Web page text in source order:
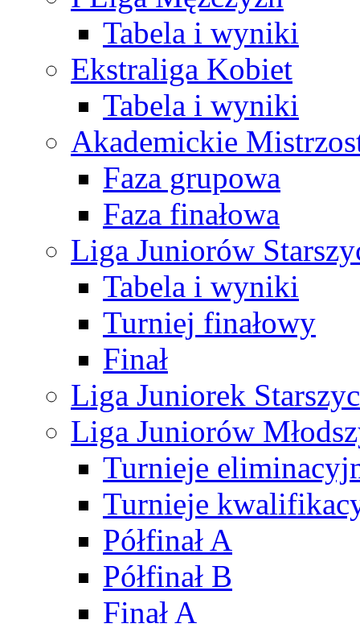
Tabela i wyniki
Ekstraliga Kobiet
Tabela i wyniki
Akademickie
Faza grupowa
Faza finałowa
Liga Juniorów
Tabela i wyniki
Turniej finałowy
Finał
Liga Juniorek
Liga Juniorów
Turnieje
Turnieje
Półfinał A
Półfinał B
Finał A